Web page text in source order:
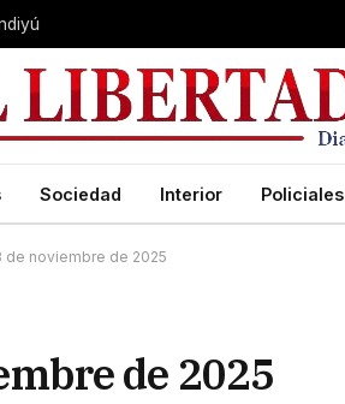
Sociedad Interior Policiales
de noviembre de 2025
de 2025